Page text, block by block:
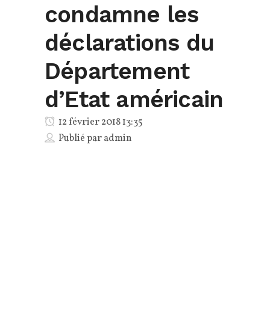
condamne les
déclarations du
Département
d’Etat américain
12 février 2018 13:35
Publié paradmin